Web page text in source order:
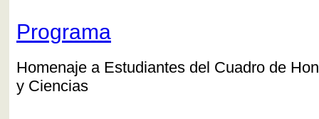
Programa
Homenaje a Estudiantes del Cuadro de
y Ciencias